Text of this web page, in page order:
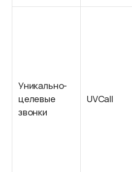
Уникально-
целевые
звонки
UVCall